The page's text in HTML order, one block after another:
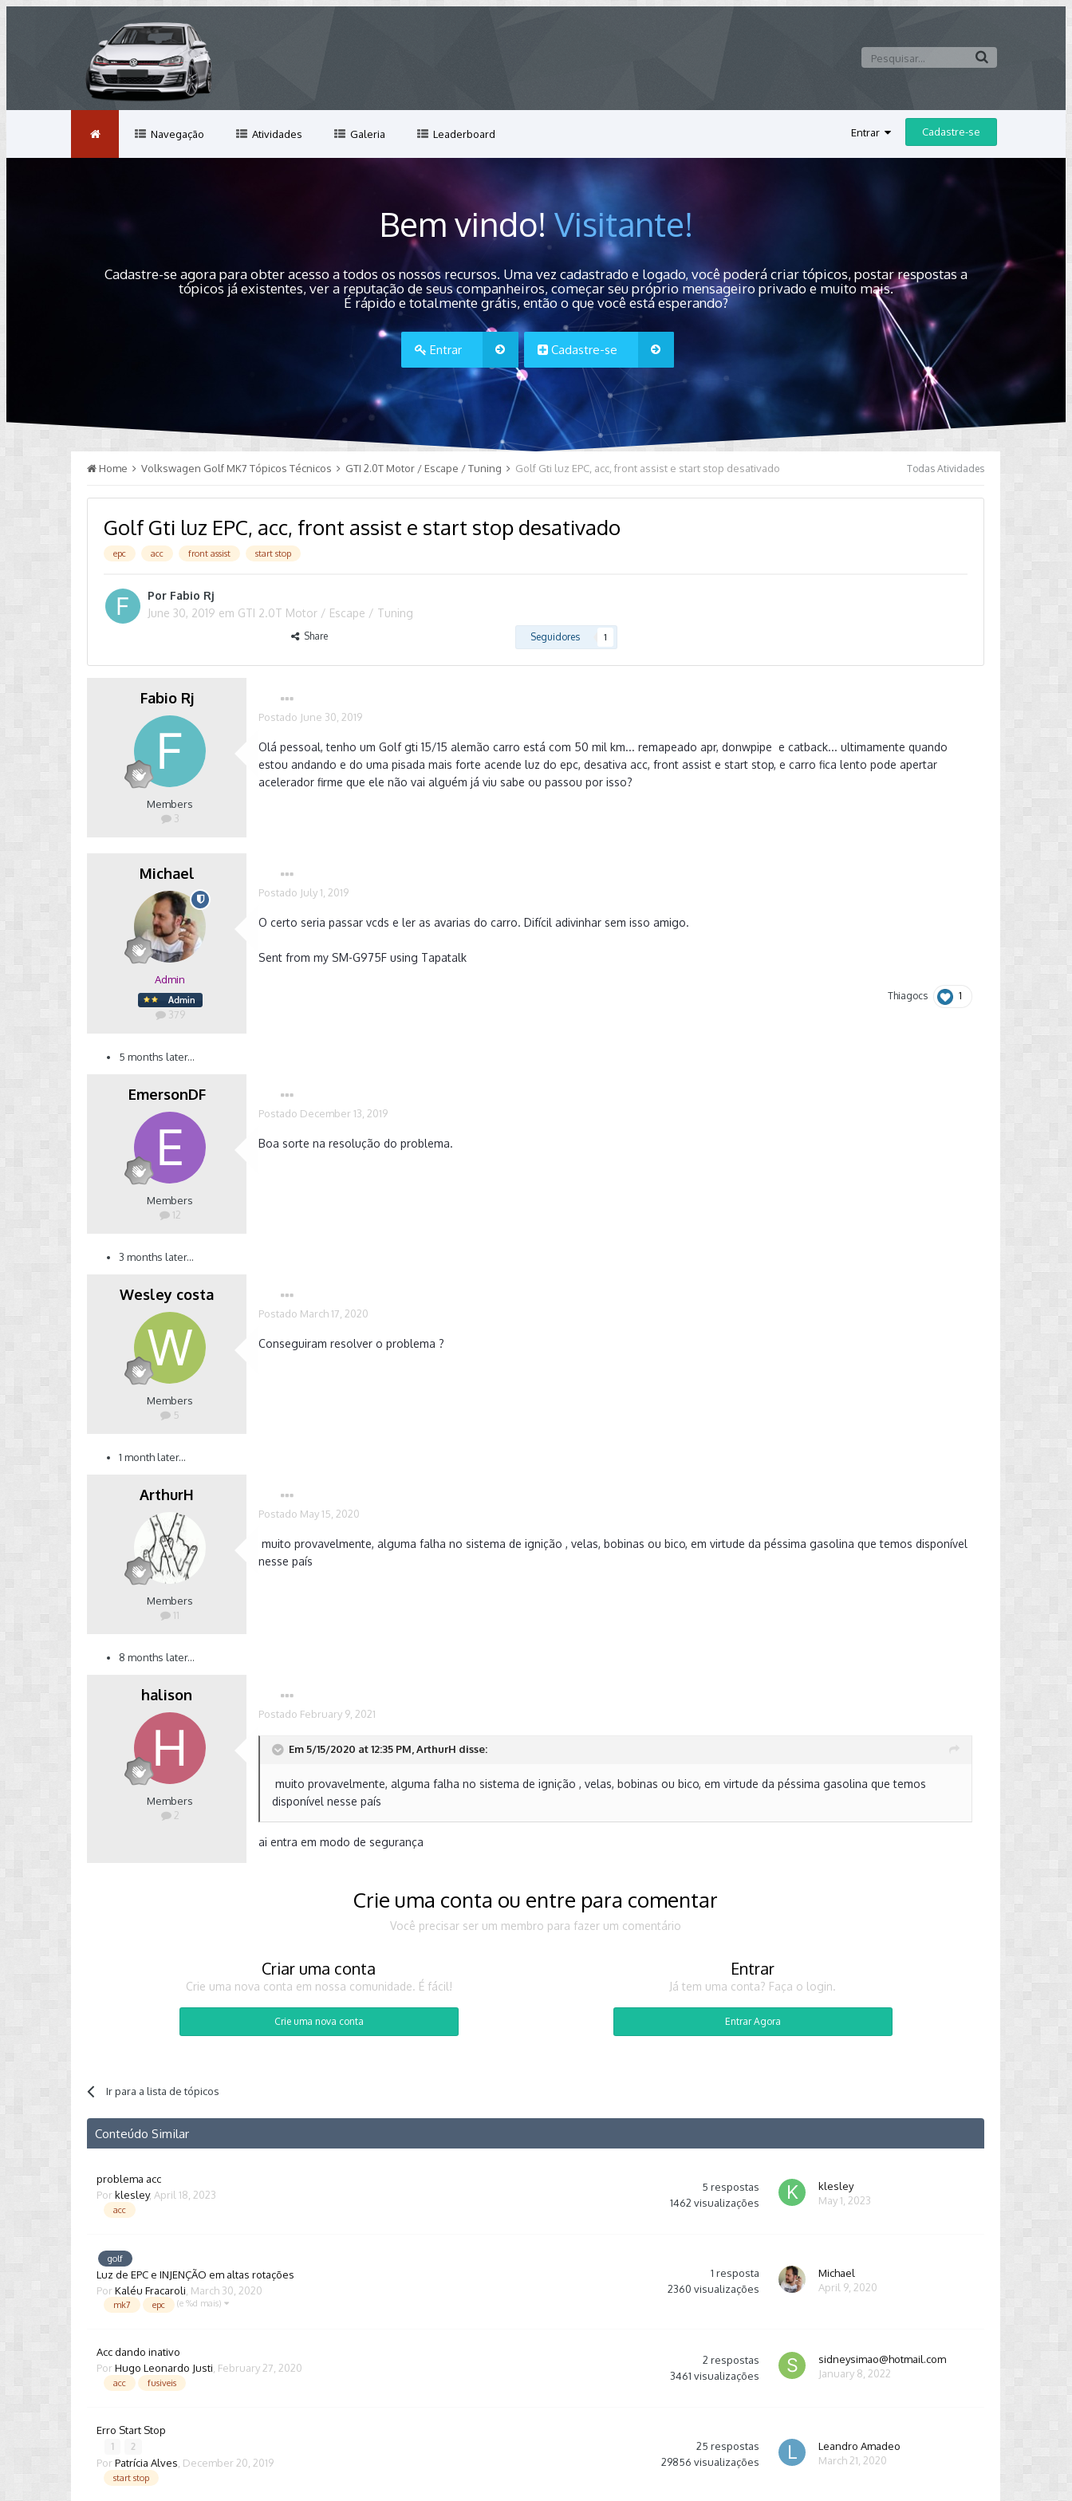
Entrar Cadastre-se
Navegação Atividades Galeria Leaderboard
Bem vindo!Visitante!
Cadastre-se agora para obter acesso a todos os nossos recursos. Uma vez cadastrado e logado, você poderá criar tópicos, postar respostas a
tópicos já existentes, ver a reputação de seus companheiros, começar seu próprio mensageiro privado e muito mais.
É rápido e totalmente grátis, então o que você está esperando?
Entrar Cadastre-se
Todas Atividades
Home Volkswagen Golf MK7 Tópicos Técnicos GTI 2.0T Motor / Escape / Tuning Golf Gti luz EPC, acc, front assist e start stop desativado
Golf Gti luz EPC, acc, front assist e start stop desativado
epc acc front assist start stop
Por Fabio Rj
June 30, 2019 em GTI 2.0T Motor / Escape / Tuning
Share Seguidores 1
Fabio Rj
Members
3
Postado June 30, 2019
Olá pessoal, tenho um Golf gti 15/15 alemão carro está com 50 mil km... remapeado apr, donwpipe e catback... ultimamente quando
estou andando e do uma pisada mais forte acende luz do epc, desativa acc, front assist e start stop, e carro fica lento pode apertar
acelerador firme que ele não vai alguém já viu sabe ou passou por isso?
Michael
Admin
379
Postado July 1, 2019
O certo seria passar vcds e ler as avarias do carro. Difícil adivinhar sem isso amigo.
Sent from my SM-G975F using Tapatalk
Thiagocs 1
5 months later...
EmersonDF
Members
12
Postado December 13, 2019
Boa sorte na resolução do problema.
3 months later...
Wesley costa
Members
5
Postado March 17, 2020
Conseguiram resolver o problema ?
1 month later...
ArthurH
Members
11
Postado May 15, 2020
muito provavelmente, alguma falha no sistema de ignição , velas, bobinas ou bico, em virtude da péssima gasolina que temos disponível
nesse país
8 months later...
halison
Members
2
Postado February 9, 2021
Em 5/15/2020 at 12:35 PM, ArthurH disse:
muito provavelmente, alguma falha no sistema de ignição , velas, bobinas ou bico, em virtude da péssima gasolina que temos
disponível nesse país
ai entra em modo de segurança
Crie uma conta ou entre para comentar
Você precisar ser um membro para fazer um comentário
Criar uma conta
Crie uma nova conta em nossa comunidade. É fácil!
Crie uma nova conta
Entrar
Já tem uma conta? Faça o login.
Entrar Agora
Ir para a lista de tópicos
Conteúdo Similar
problema acc
Porklesley, April 18, 2023
acc
5 respostas
1462 visualizações
klesley
May 1, 2023
golf
Luz de EPC e INJENÇÃO em altas rotações
PorKaléu Fracaroli March 30, 2020
mk7 epc (e %d mais)
1 resposta
2360 visualizações
Michael
April 9, 2020
Acc dando inativo
PorHugo Leonardo Justi February 27, 2020
acc fusiveis
2 respostas
3461 visualizações
sidneysimao@hotmail.com
January 8, 2022
Erro Start Stop
1 2
PorPatrícia Alves December 20, 2019
start stop
25 respostas
29856 visualizações
Leandro Amadeo
March 21, 2020